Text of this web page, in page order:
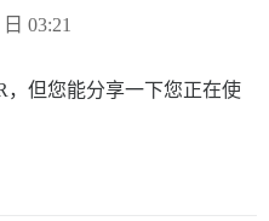
03:21
，但您能分享一下您正在使